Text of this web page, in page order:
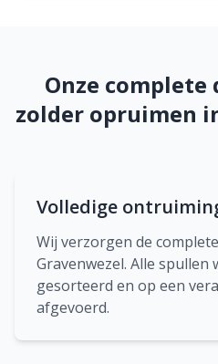
Onze
zolder opruimen
Volledige
Wij verzorgen de
Gravenwezel. Alle
gesorteerd en op een
afgevoerd.